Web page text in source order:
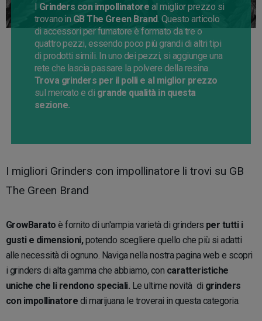
I Grinders con impollinatore al miglior prezzo si
trovano in GB The Green Brand. Questo articolo
di accessori per fumatore è formato da tre o
quattro pezzi, essendo poco più grandi di altri tipi
di prodotti simili. In uno dei pezzi, si aggiunge una
rete che lascia passare la polvere della resina.
Trova grinders per il polli e al miglior prezzo
sul mercato e di grande qualità in questa
sezione.
I migliori Grinders con impollinatore li trovi su GB
The Green Brand
GrowBarato è fornito di un'ampia varietà di grinders per tutti i
gusti e dimensioni,potendo scegliere quello che più si adatti
alle necessità di ognuno. Naviga nella nostra pagina web e scopri
i grinders di alta gamma che abbiamo, con caratteristiche
uniche che li rendono speciali. Le ultime novità di grinders
con impollinatore di marijuana le troverai in questa categoria.